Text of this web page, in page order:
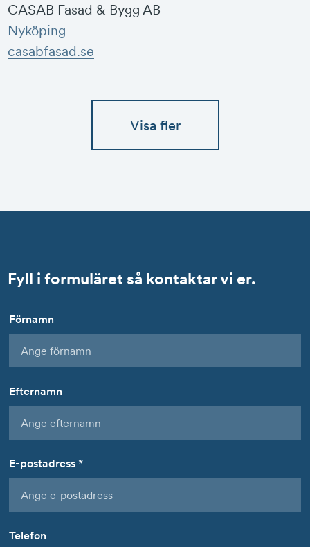
CASAB Fasad & Bygg AB
Nyköping
casabfasad.se
Visa fler
Fyll i formuläret så kontaktar vi er.
Förnamn
Efternamn
E-postadress *
Telefon